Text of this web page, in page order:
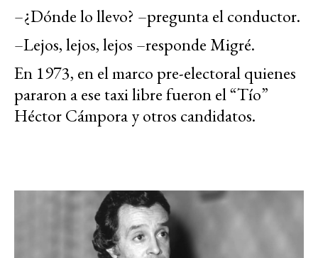
–¿Dónde lo llevo? –pregunta el conductor.
–Lejos, lejos, lejos –responde Migré.
En 1973, en el marco pre-electoral quienes
pararon a ese taxi libre fueron el “Tío”
Héctor Cámpora y otros candidatos.